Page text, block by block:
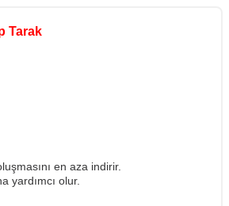
Tarak
en aza indirir.
yardımcı olur.